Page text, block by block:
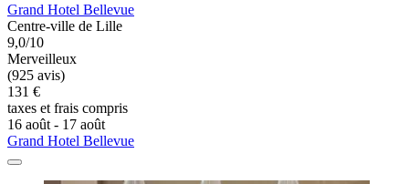
Grand Hotel Bellevue
Centre-ville de Lille
9,0/10
Merveilleux
(925 avis)
131 €
taxes et frais compris
16 août - 17 août
Grand Hotel Bellevue